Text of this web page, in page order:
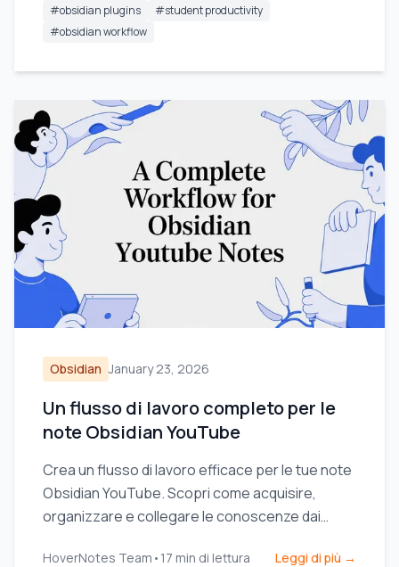
#obsidian plugins #student productivity
#obsidian workflow
Obsidian January 23, 2026
Un flusso di lavoro completo per le
note Obsidian YouTube
Crea un flusso di lavoro efficace per le tue note
Obsidian YouTube. Scopri come acquisire,
organizzare e collegare le conoscenze dai
HoverNotes Team • 17 min di lettura Leggi di più →